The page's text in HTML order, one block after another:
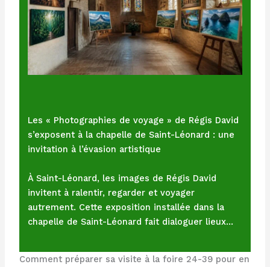
Les « Photographies de voyage » de Régis David
s’exposent à la chapelle de Saint-Léonard : une
invitation à l’évasion artistique
À Saint-Léonard, les images de Régis David
invitent à ralentir, regarder et voyager
autrement. Cette exposition installée dans la
chapelle de Saint-Léonard fait dialoguer lieux…
Comment préparer sa visite à la foire 24-39 pour en